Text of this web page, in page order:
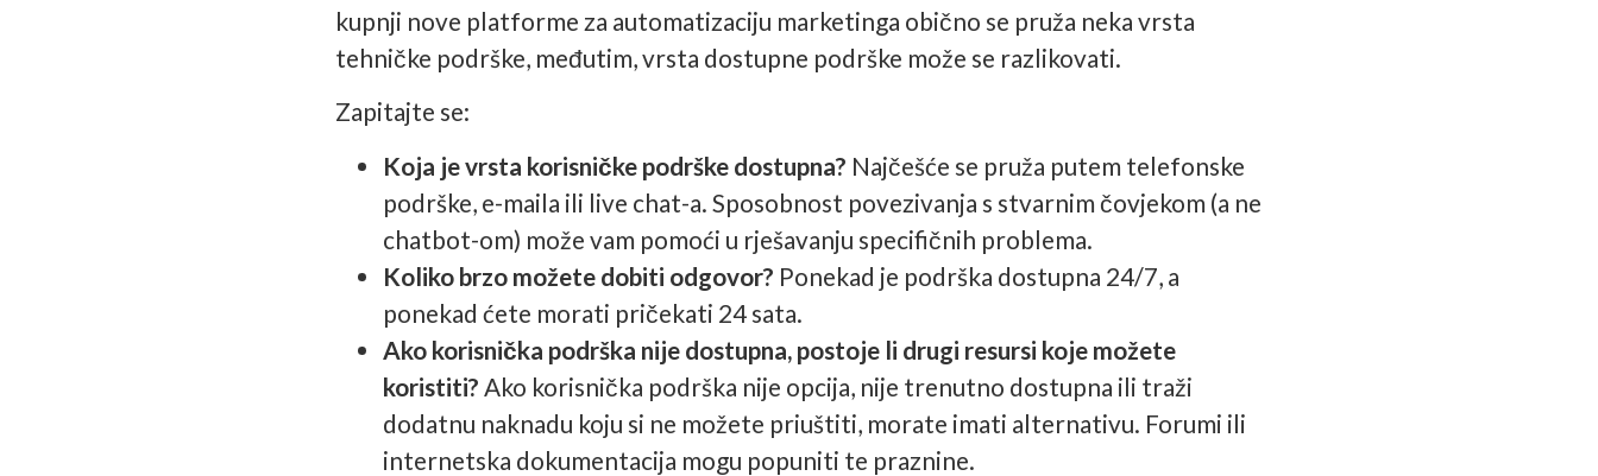
kupnji nove platforme za automatizaciju marketinga obično se pruža neka vrsta
tehničke podrške, međutim, vrsta dostupne podrške može se razlikovati.
Zapitajte se:
Koja je vrsta korisničke podrške dostupna? Najčešće se pruža putem telefonske
podrške, e-maila ili live chat-a. Sposobnost povezivanja s stvarnim čovjekom (a ne
chatbot-om) može vam pomoći u rješavanju specifičnih problema.
Koliko brzo možete dobiti odgovor? Ponekad je podrška dostupna 24/7, a
ponekad ćete morati pričekati 24 sata.
Ako korisnička podrška nije dostupna, postoje li drugi resursi koje možete
koristiti? Ako korisnička podrška nije opcija, nije trenutno dostupna ili traži
dodatnu naknadu koju si ne možete priuštiti, morate imati alternativu. Forumi ili
internetska dokumentacija mogu popuniti te praznine.